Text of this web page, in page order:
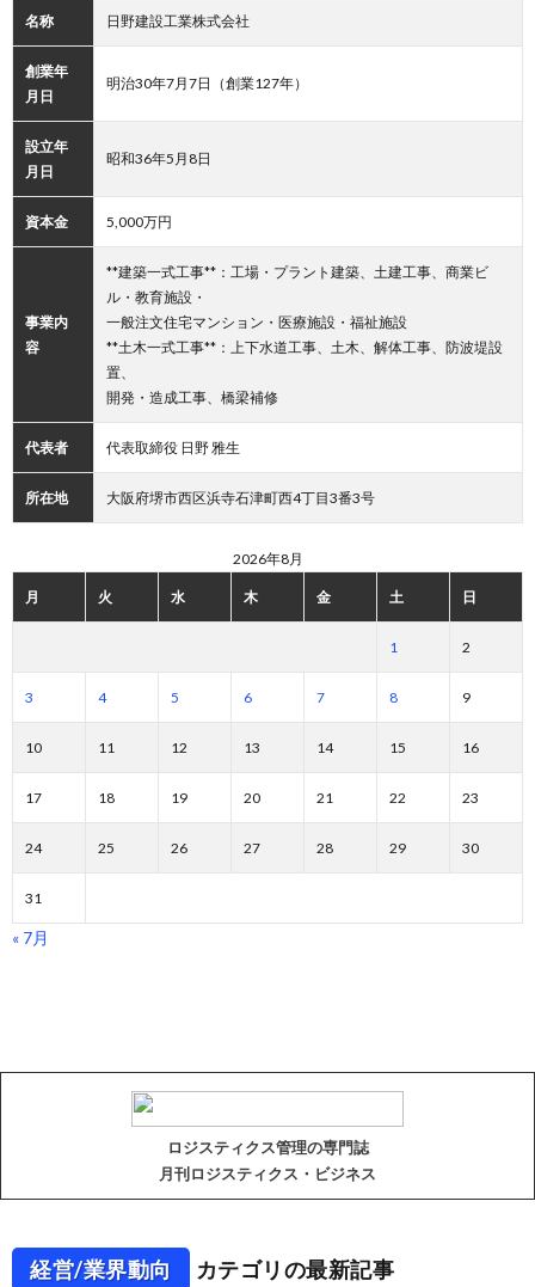
名称 日野建設工業株式会社
創業年
月日
明治30年7月7日（創業127年）
設立年
月日
昭和36年5月8日
資本金 5,000万円
事業内
容
**建築一式工事**：工場・プラント建築、土建工事、商業ビ
ル・教育施設・
一般注文住宅マンション・医療施設・福祉施設
**土木一式工事**：上下水道工事、土木、解体工事、防波堤設
置、
開発・造成工事、橋梁補修
代表者 代表取締役 日野 雅生
所在地 大阪府堺市西区浜寺石津町西4丁目3番3号
2026年8月
月 火 水 木 金 土 日
1 2
3 4 5 6 7 8 9
10 11 12 13 14 15 16
17 18 19 20 21 22 23
24 25 26 27 28 29 30
31
« 7月
ロジスティクス管理の専門誌
月刊ロジスティクス・ビジネス
経営/業界動向 カテゴリの最新記事